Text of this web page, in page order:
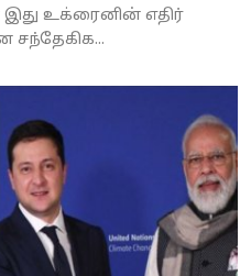
இது உக்ரைனின் எதிர்
சந்தேகிக...